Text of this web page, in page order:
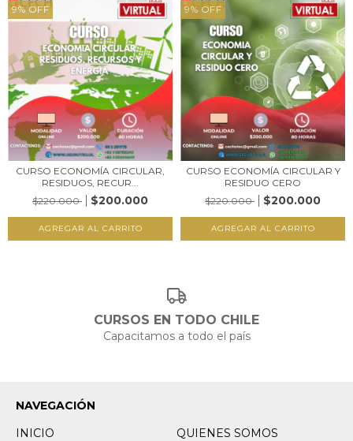
9% OFF
CURSO ECONOMÍA CIRCULAR,
RESIDUOS, RECUR...
$220.000
$200.000
9% OFF
CURSO ECONOMÍA CIRCULAR Y
RESIDUO CERO
$220.000
$200.000
CURSOS EN TODO CHILE
Capacitamos a todo el país
NAVEGACIÓN
INICIO
QUIENES SOMOS